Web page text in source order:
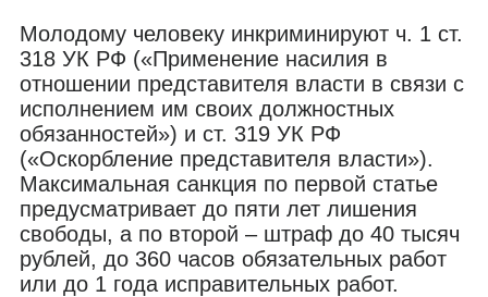
Молодому человеку инкриминируют ч. 1 ст.
318 УК РФ («Применение насилия в
отношении представителя власти в связи с
исполнением им своих должностных
обязанностей») и ст. 319 УК РФ
(«Оскорбление представителя власти»).
Максимальная санкция по первой статье
предусматривает до пяти лет лишения
свободы, а по второй – штраф до 40 тысяч
рублей, до 360 часов обязательных работ
или до 1 года исправительных работ.